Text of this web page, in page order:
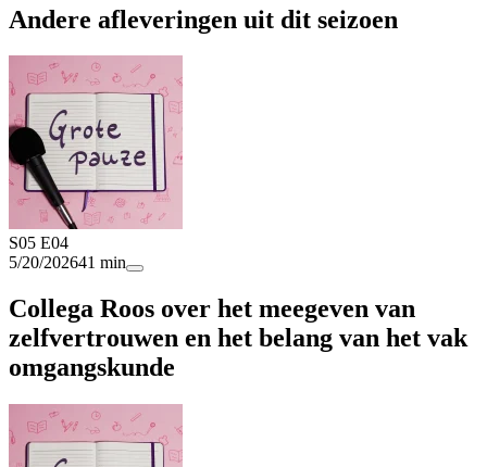
Andere afleveringen uit dit seizoen
S05 E04
5/20/202641 min
Collega Roos over het meegeven van
zelfvertrouwen en het belang van het vak
omgangskunde